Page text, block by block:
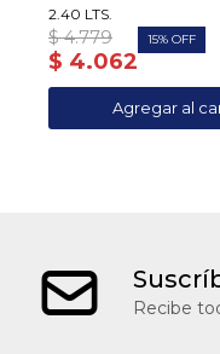
2.40 LTS.
$ 4.062
$ 4.779 15
Recibe